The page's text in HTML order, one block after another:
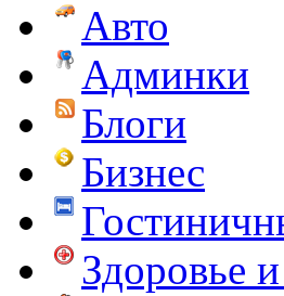
Авто
Админки
Блоги
Бизнес
Здоровье